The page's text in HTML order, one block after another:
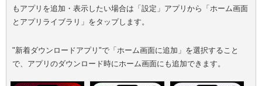
もアプリを追加・表示したい場合は「設定」アプリから「ホーム画面
とアプリライブラリ」をタップします。
"新着ダウンロードアプリ"で「ホーム画面に追加」を選択すること
で、アプリのダウンロード時にホーム画面にも追加できます。